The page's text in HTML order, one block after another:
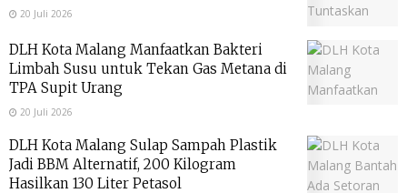
20 Juli 2026
DLH Kota Malang Manfaatkan Bakteri
Limbah Susu untuk Tekan Gas Metana di
TPA Supit Urang
20 Juli 2026
DLH Kota Malang Sulap Sampah Plastik
Jadi BBM Alternatif, 200 Kilogram
Hasilkan 130 Liter Petasol